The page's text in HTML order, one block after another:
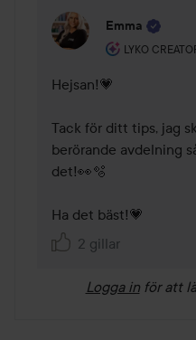
Emma
LYKO
Användarens
Hejsan!💗
Tack för ditt tips, jag
berörande avdelning
det!👀🫧
Ha det bäst!💗
2 gillar
Logga in för att